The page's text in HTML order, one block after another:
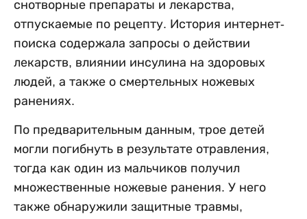
снотворные препараты и лекарства,
отпускаемые по рецепту. История интернет-
поиска содержала запросы о действии
лекарств, влиянии инсулина на здоровых
людей, а также о смертельных ножевых
ранениях.
По предварительным данным, трое детей
могли погибнуть в результате отравления,
тогда как один из мальчиков получил
множественные ножевые ранения. У него
также обнаружили защитные травмы,